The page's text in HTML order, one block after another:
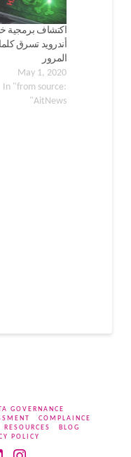
اكتشاف برمجية
أندرويد تسرق
المرور
May 1, 2020
In "from source:
AitNews"
GOVERNANCE
COMPLAINCE
RESOURCES
BLOG
POLICY